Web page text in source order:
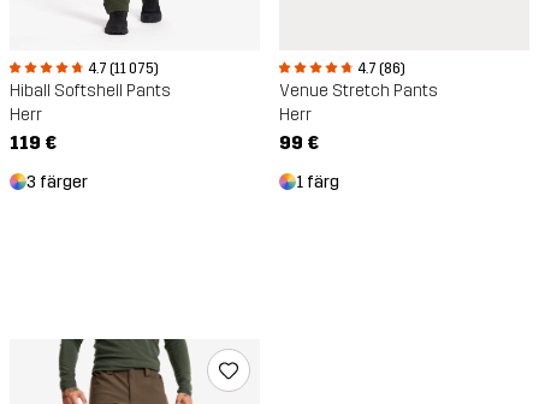
4.7 (11 075)
Hiball Softshell Pants
Herr
119 €
3 färger
4.7 (86)
Venue Stretch Pants
Herr
99 €
1 färg